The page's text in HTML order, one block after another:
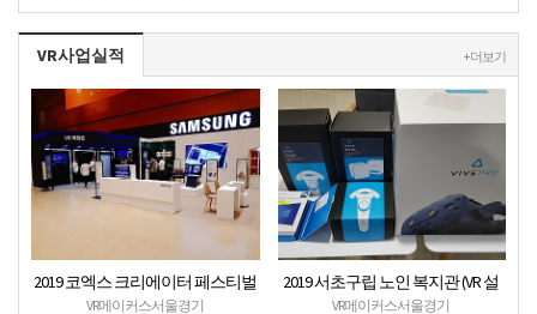
VR사업실적 + 더보기
2019 코엑스 크리에이터 페스티벌
VR체험 부스 (인기 VR 체험) - VR렌
VR메이커스서울경기
2019 서초구립 노인 복지관 (VR 설
치) - VR 구축 판매
VR메이커스서울경기